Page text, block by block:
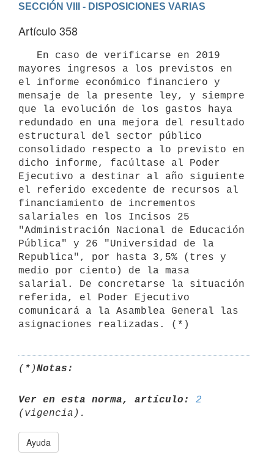
SECCIÓN VIII - DISPOSICIONES VARIAS
Artículo 358
mayores ingresos a los previstos en
el informe económico financiero y
mensaje de la presente ley, y siempre
que la evolución de los gastos haya
redundado en una mejora del resultado
estructural del sector público
consolidado respecto a lo previsto en
dicho informe, facúltase al Poder
Ejecutivo a destinar al año siguiente
el referido excedente de recursos al
financiamiento de incrementos
salariales en los Incisos 25
"Administración Nacional de Educación
Pública" y 26 "Universidad de la
Republica", por hasta 3,5% (tres y
medio por ciento) de la masa
salarial. De concretarse la situación
referida, el Poder Ejecutivo
comunicará a la Asamblea General las
(*)Notas:
Ver en esta norma, artículo:
2
Ayuda